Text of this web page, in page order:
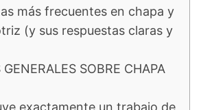
más frecuentes en chapa y
(y sus respuestas claras y
SOBRE CHAPA
exactamente un trabajo de